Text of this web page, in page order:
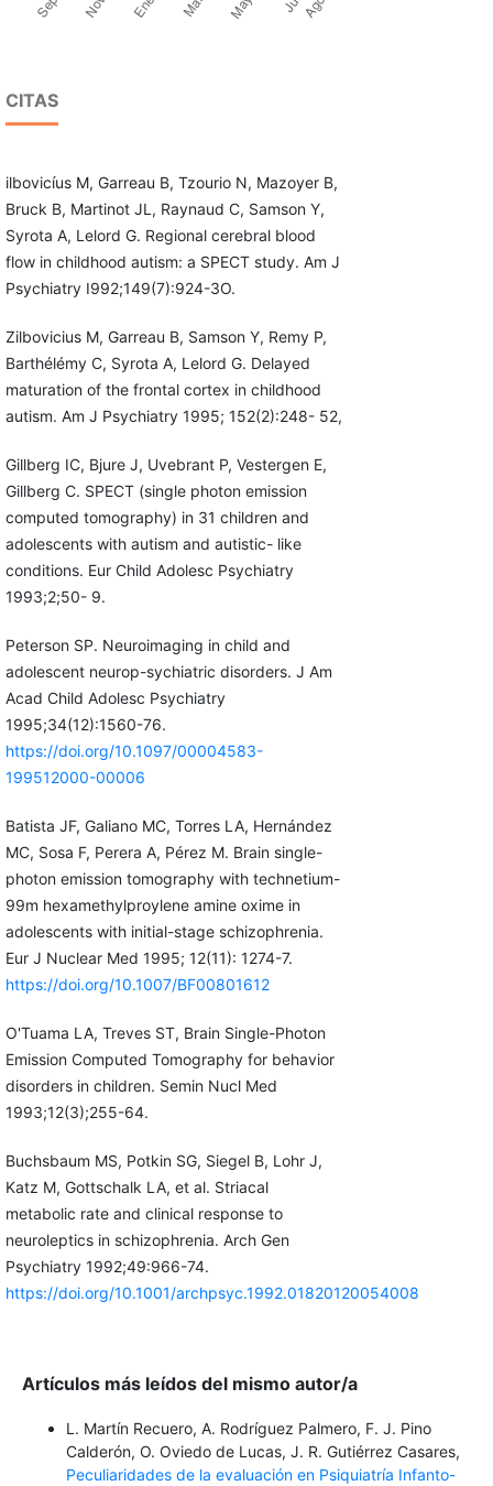
CITAS
ilbovicíus M, Garreau B, Tzourio N, Mazoyer B,
Bruck B, Martinot JL, Raynaud C, Samson Y,
Syrota A, Lelord G. Regional cerebral blood
flow in childhood autism: a SPECT study. Am J
Psychiatry I992;149(7):924-3O.
Zilbovicius M, Garreau B, Samson Y, Remy P,
Barthélémy C, Syrota A, Lelord G. Delayed
maturation of the frontal cortex in childhood
autism. Am J Psychiatry 1995; 152(2):248- 52,
Gillberg IC, Bjure J, Uvebrant P, Vestergen E,
Gillberg C. SPECT (single photon emission
computed tomography) in 31 children and
adolescents with autism and autistic- like
conditions. Eur Child Adolesc Psychiatry
1993;2;50- 9.
Peterson SP. Neuroimaging in child and
adolescent neurop-sychiatric disorders. J Am
Acad Child Adolesc Psychiatry
1995;34(12):1560-76.
https://doi.org/10.1097/00004583-
199512000-00006
Batista JF, Galiano MC, Torres LA, Hernández
MC, Sosa F, Perera A, Pérez M. Brain single-
photon emission tomography with technetium-
99m hexamethylproylene amine oxime in
adolescents with initial-stage schizophrenia.
Eur J Nuclear Med 1995; 12(11): 1274-7.
https://doi.org/10.1007/BF00801612
O'Tuama LA, Treves ST, Brain Single-Photon
Emission Computed Tomography for behavior
disorders in children. Semin Nucl Med
1993;12(3);255-64.
Buchsbaum MS, Potkin SG, Siegel B, Lohr J,
Katz M, Gottschalk LA, et al. Striacal
metabolic rate and clinical response to
neuroleptics in schizophrenia. Arch Gen
Psychiatry 1992;49:966-74.
https://doi.org/10.1001/archpsyc.1992.01820120054008
Artículos más leídos del mismo autor/a
L. Martín Recuero, A. Rodríguez Palmero, F. J. Pino
Calderón, O. Oviedo de Lucas, J. R. Gutiérrez Casares,
Peculiaridades de la evaluación en Psiquiatría Infanto-